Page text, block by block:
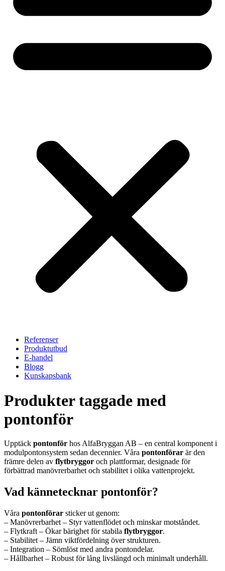
Referenser
Produktutbud
E-handel
Blogg
Kunskapsbank
Produkter taggade med
pontonför
Upptäck pontonför hos AlfaBryggan AB – en central komponent i
modulpontonsystem sedan decennier. Våra pontonförar är den
främre delen av flytbryggor och plattformar, designade för
förbättrad manövrerbarhet och stabilitet i olika vattenprojekt.
Vad kännetecknar pontonför?
Våra pontonförar sticker ut genom:
– Manövrerbarhet – Styr vattenflödet och minskar motståndet.
– Flytkraft – Ökar bärighet för stabila flytbryggor.
– Stabilitet – Jämn viktfördelning över strukturen.
– Integration – Sömlöst med andra pontondelar.
– Hållbarhet – Robust för lång livslängd och minimalt underhåll.